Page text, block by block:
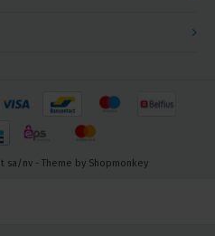
sa/nv - Theme by Shopmonkey